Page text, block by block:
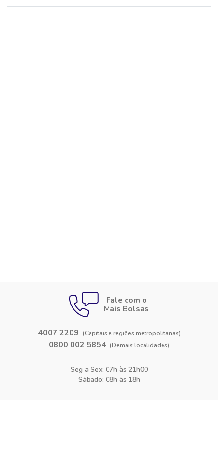
Fale com o
Mais Bolsas
4007 2209 (Capitais e regiões metropolitanas)
0800 002 5854 (Demais localidades)
Seg a Sex: 07h às 21h00
Sábado: 08h às 18h